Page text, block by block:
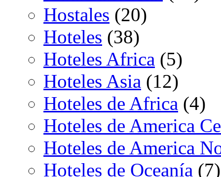
Hostales (20)
Hoteles (38)
Hoteles Africa (5)
Hoteles Asia (12)
Hoteles de Africa (4)
Hoteles de America
Hoteles de America
Hoteles de Oceanía (7)